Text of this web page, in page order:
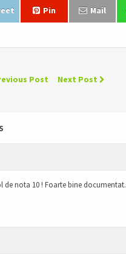
Pin Mail
Post Next Post
de nota 10 ! Foarte bine documentat.